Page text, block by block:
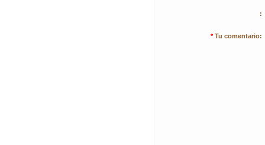
:
* Tu comentario: